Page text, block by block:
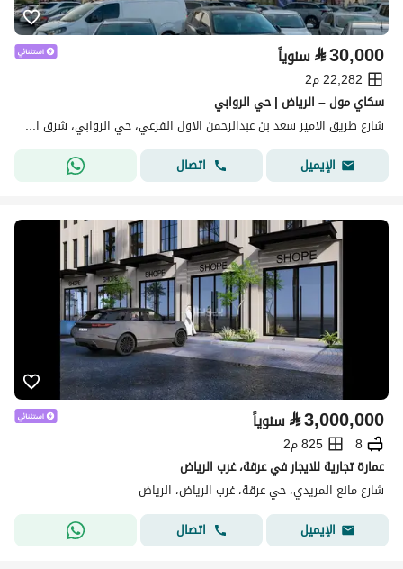
⃁30,000 سنوياً
22,282 م2
سكاي مول – الرياض | حي الروابي
شارع طريق الامير سعد بن عبدالرحمن الاول الفرعي، حي الروابي، شرق الرياض، الرياض
الإيميل
اتصال
⃁3,000,000 سنوياً
8
825 م2
عمارة تجارية للايجار في عرقة، غرب الرياض
شارع مانع المريدي، حي عرقة، غرب الرياض، الرياض
الإيميل
اتصال